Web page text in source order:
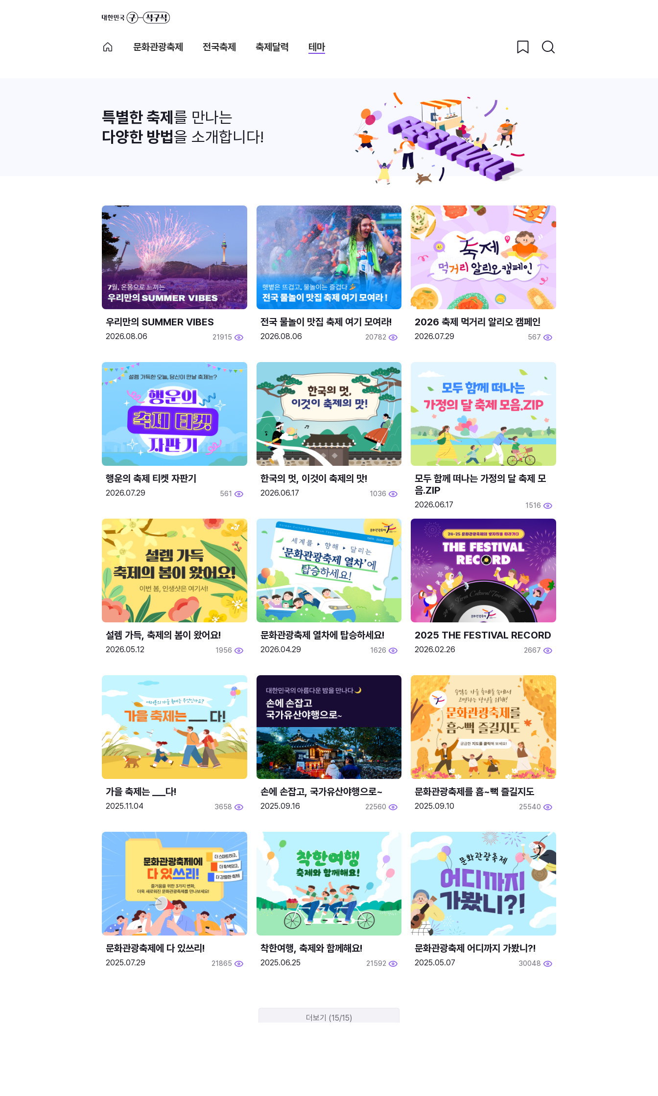
문화관광축제 전국축제 축제달력 테마
특별한 축제 를 만나는
다양한 방법을 소개합니다!
우리만의 SUMMER VIBES
2026.08.06 21915
전국 물놀이 맛집 축제 여기 모여라!
2026.08.06 20782
2026 축제 먹거리 알리오 캠페인
2026.07.29 567
행운의 축제 티켓 자판기
2026.07.29 561
한국의 멋, 이것이 축제의 맛!
2026.06.17 1036
모두 함께 떠나는 가정의 달 축제 모
음.ZIP
2026.06.17 1516
설렘 가득, 축제의 봄이 왔어요!
2026.05.12 1956
문화관광축제 열차에 탑승하세요!
2026.04.29 1626
2025 THE FESTIVAL RECORD
2026.02.26 2667
2025.11.04 3658
손에 손잡고, 국가유산야행으로~
2025.09.16 22560
문화관광축제를 흠~뻑 즐길지도
2025.09.10 25540
문화관광축제에 다 있쓰리!
2025.07.29 21865
착한여행, 축제와 함께해요!
2025.06.25 21592
문화관광축제 어디까지 가봤니?!
2025.05.07 30048
더보기 (15/15)